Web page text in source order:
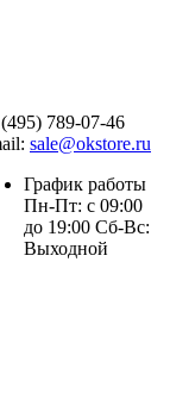
789-07-46
sale@okstore.ru
График работы
Пн-Пт: с 09:00
до 19:00 Сб-Вс:
Выходной